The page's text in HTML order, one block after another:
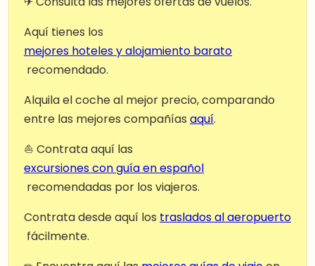
Aquí tienes los
mejores hoteles y alojamiento barato
recomendado.
Alquila el coche al mejor precio, comparando
entre las mejores compañías aquí.
⛵ Contrata aquí las
excursiones con guía en español
recomendadas por los viajeros.
Contrata desde aquí los traslados al aeropuerto
fácilmente.